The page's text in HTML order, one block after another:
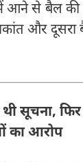
आने से बैल की
और दूसरा
सूचना, फिर
का आरोप